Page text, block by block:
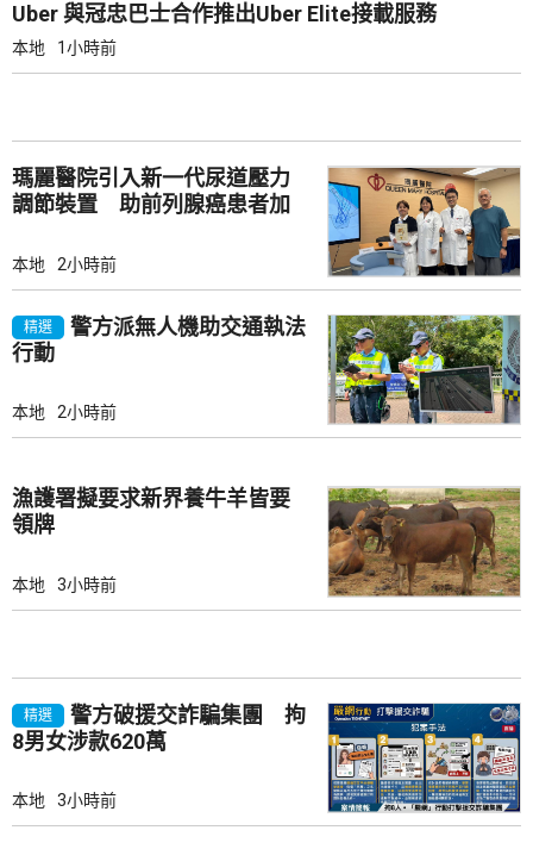
Uber 與冠忠巴士合作推出Uber Elite接載服務
本地 1小時前
瑪麗醫院引入新一代尿道壓力
調節裝置 助前列腺癌患者加
本地 2小時前
精選
警方派無人機助交通執法
行動
本地 2小時前
漁護署擬要求新界養牛羊皆要
領牌
本地 3小時前
精選
警方破援交詐騙集團 拘
8男女涉款620萬
本地 3小時前